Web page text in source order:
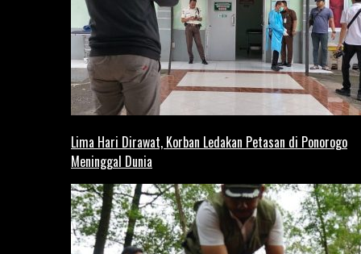
Lima Hari Dirawat, Korban Ledakan Petasan di Ponorogo
Meninggal Dunia